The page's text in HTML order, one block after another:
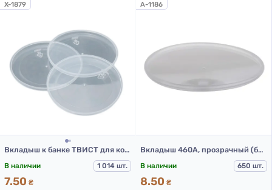
X-1879
Вкладыш к банке ТВИСТ для косметических средств, прозрачный, ПП
В наличии 1 014 шт.
7.50 ₴
A-1186
Вкладыш 460А, прозрачный (банка 601А 500 мл и 300 мл)
В наличии 650 шт.
8.50 ₴